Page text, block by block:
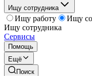
Ищу сотрудника
Ищу работу
Ищу
Ищу сотрудника
Сервисы
Помощь
Ещё
Поиск